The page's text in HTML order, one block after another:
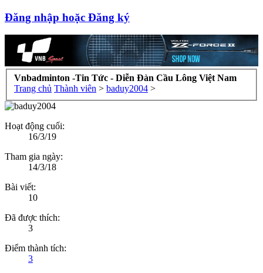
Đăng nhập hoặc Đăng ký
Vnbadminton -Tin Tức - Diễn Đàn Cầu Lông Việt Nam
Trang chủ Thành viên > baduy2004 >
Hoạt động cuối:
16/3/19
Tham gia ngày:
14/3/18
Bài viết:
10
Đã được thích:
3
Điểm thành tích:
3